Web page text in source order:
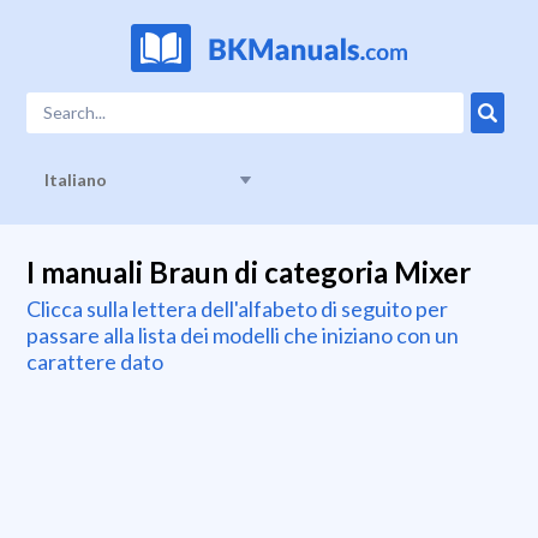
Italiano
I manuali Braun di categoria Mixer
Clicca sulla lettera dell'alfabeto di seguito per
passare alla lista dei modelli che iniziano con un
carattere dato